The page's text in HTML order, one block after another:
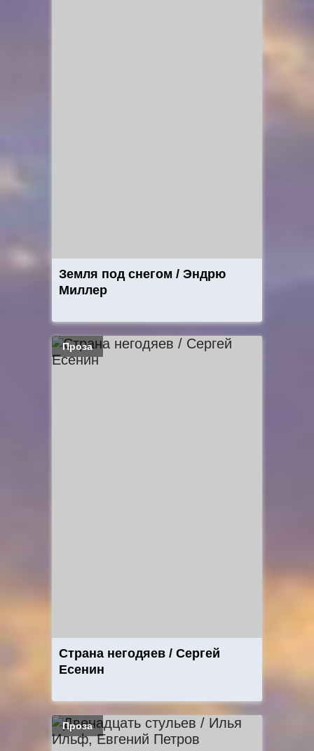
Земля под снегом / Эндрю
Миллер
Проза
Страна негодяев / Сергей
Есенин
Проза